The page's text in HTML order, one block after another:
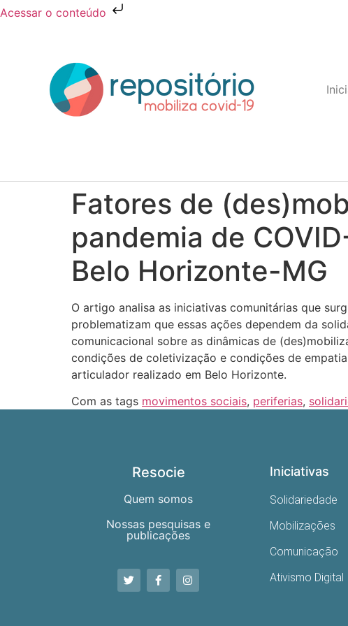
Acessar o conteúdo
Fatores de
pandemia de
Belo Horizonte-MG
O artigo analisa as iniciativas comunitárias que
problematizam que essas ações dependem da
comunicacional sobre as dinâmicas de
condições de coletivização e condições de
articulador realizado em Belo Horizonte.
Com as tags movimentos sociais, periferias,
Resocie
Quem somos
Nossas pesquisas e
publicações
Iniciativas
Solidariedade
Mobilizações
Comunicação
Ativismo Digital